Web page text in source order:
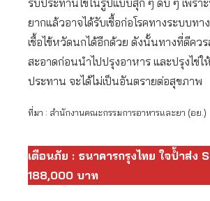
รับประทานไข่ในรูปแบบสุก ๆ ดิบ ๆ เพรา
ยากแล้วอาจได้รับเชื้อก่อโรคทางระบบทา
เชื้อไข้หวัดนกได้อีกด้วย ดังนั้นทางที่ดีคว
สะอาดก่อนนำไปปรุงอาหาร และปรุงไข่
ประทาน จะได้ไม่เป็นอันตรายต่อสุขภาพ
ที่มา : สำนักงานคณะกรรมการอาหารและยา (อย.)
เตือนภัย : ธนาคารกรุงไทย ใจป้ำส่ง
188,000 บาท